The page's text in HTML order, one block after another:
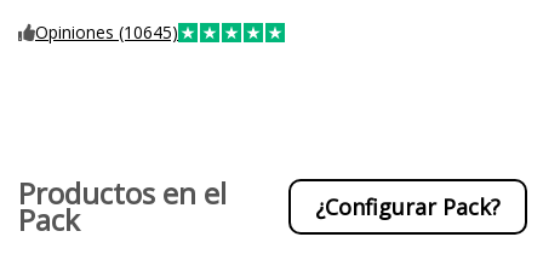
Opiniones (10645)
Productos en el
Pack ¿Configurar Pack?